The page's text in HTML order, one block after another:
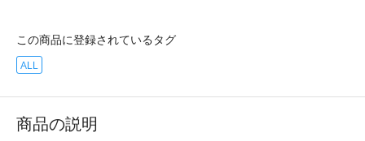
この商品に登録されているタグ
ALL
商品の説明